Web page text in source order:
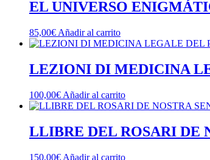
EL UNIVERSO
85,00€ Añadir al carrito
LEZIONI DI MEDICINA
100,00€ Añadir al carrito
LLIBRE DEL ROSARI DE
150,00€ Añadir al carrito